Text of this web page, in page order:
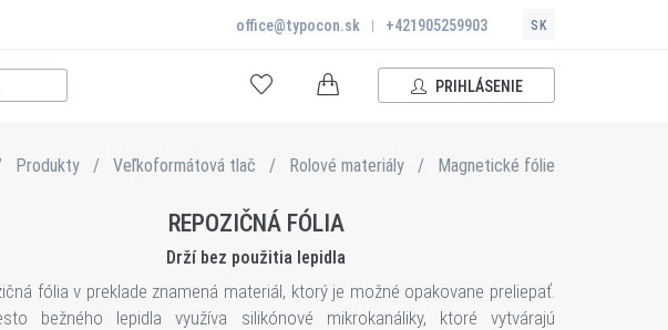
office@typocon.sk | +421905259903 SK
PRIHLÁSENIE
Produkty / Veľkoformátová tlač / Rolové materiály / Magnetické fólie
REPOZIČNÁ FÓLIA
Drží bez použitia lepidla
fólia v preklade znamená materiál, ktorý je možné opakovane preliepať.
bežného lepidla využíva silikónové mikrokanáliky, ktoré vytvárajú